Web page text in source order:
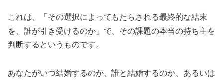
これは、「その選択によってもたらされる最終的な結末
を、誰が引き受けるのか」で、その課題の本当の持ち主を
判断するというものです。
あなたがいつ結婚するのか、誰と結婚するのか、あるいは